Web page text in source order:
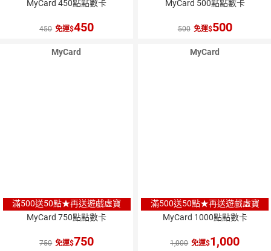
MyCard 450點點數卡
450 免運 450
MyCard 500點點數卡
500 免運 500
MyCard
滿500送50點★再送遊戲虛寶
MyCard 750點點數卡
750 免運 750
MyCard
滿500送50點★再送遊戲虛寶
MyCard 1000點點數卡
1,000 免運 1,000